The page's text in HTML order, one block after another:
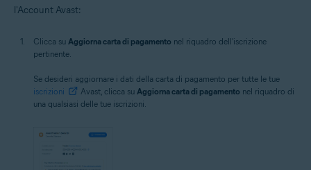
l'Account Avast:
Clicca su Aggiorna carta di pagamento nel riquadro dell'iscrizione
pertinente.
Se desideri aggiornare i dati della carta di pagamento per tutte le tue
iscrizioni
Avast, clicca su Aggiorna carta di pagamento nel riquadro di
una qualsiasi delle tue iscrizioni.